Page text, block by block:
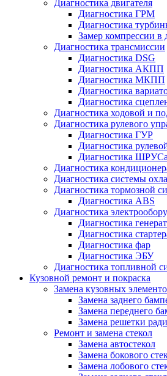
Диагностика двигателя
Диагностика ГРМ
Диагностика
Замер компрессии в
Диагностика трансмиссии
Диагностика DSG
Диагностика АКПП
Диагностика МКПП
Диагностика
Диагностика
Диагностика ходовой и
Диагностика рулевого
Диагностика ГУР
Диагностика
Диагностика ШРУСа
Диагностика
Диагностика системы
Диагностика тормозной
Диагностика ABS
Диагностика
Диагностика
Диагностика
Диагностика фар
Диагностика ЭБУ
Диагностика топливной
Кузовной ремонт и покраска
Замена кузовных
Замена заднего
Замена переднего
Замена решетки
Ремонт и замена стекол
Замена автостекол
Замена бокового
Замена лобового